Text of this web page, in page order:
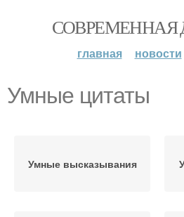
СОВРЕМЕННАЯ
главная новости
Умные цитаты
Умные высказывания